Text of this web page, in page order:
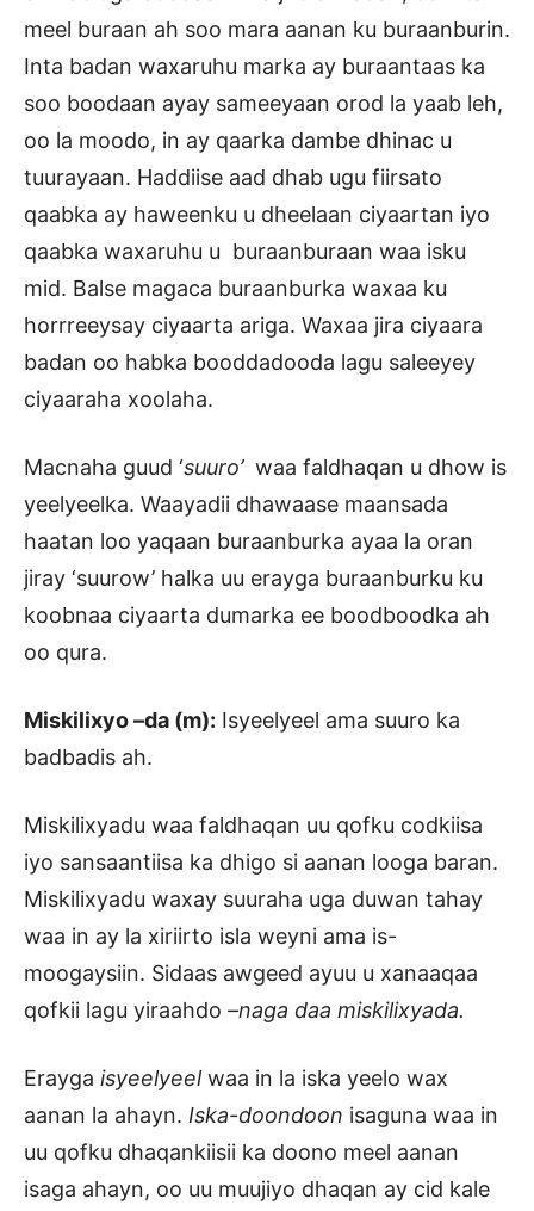
meel buraan ah soo mara aanan ku buraanburin.
Inta badan waxaruhu marka ay buraantaas ka
soo boodaan ayay sameeyaan orod la yaab leh,
oo la moodo, in ay qaarka dambe dhinac u
tuurayaan. Haddiise aad dhab ugu fiirsato
qaabka ay haweenku u dheelaan ciyaartan iyo
qaabka waxaruhu u buraanburaan waa isku
mid. Balse magaca buraanburka waxaa ku
horrreeysay ciyaarta ariga. Waxaa jira ciyaara
badan oo habka booddadooda lagu saleeyey
ciyaaraha xoolaha.
Macnaha guud ‘suuro’waa faldhaqan u dhow is
yeelyeelka. Waayadii dhawaase maansada
haatan loo yaqaan buraanburka ayaa la oran
jiray ‘suurow’ halka uu erayga buraanburku ku
koobnaa ciyaarta dumarka ee boodboodka ah
oo qura.
Miskilixyo –da (m): Isyeelyeel ama suuro ka
badbadis ah.
Miskilixyadu waa faldhaqan uu qofku codkiisa
iyo sansaantiisa ka dhigo si aanan looga baran.
Miskilixyadu waxay suuraha uga duwan tahay
waa in ay la xiriirto isla weyni ama is-
moogaysiin. Sidaas awgeed ayuu u xanaaqaa
qofkii lagu yiraahdo –naga daa miskilixyada.
Erayga isyeelyeelwaa in la iska yeelo wax
aanan la ahayn. Iska-doondoon isaguna waa in
uu qofku dhaqankiisii ka doono meel aanan
isaga ahayn, oo uu muujiyo dhaqan ay cid kale